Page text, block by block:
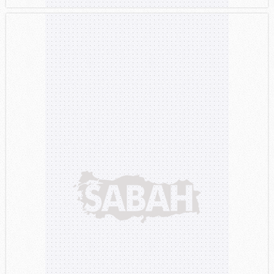
Sizlere daha iyi bir hizmet sunabilmek için İnternet
Sitemizde kendimize ve üçüncü kişilere ait çerezler
kullanılmaktadır. Bu çerezler vasıtasıyla çeşitli kişisel
verileriniz işlenmekte olup gerekli olan çerezler bilgi
toplumu hizmetlerinin sunulması amacıyla
kullanılmaktadır. Diğer çerezler, sitemizin daha işlevsel
kılınması ve kişiselleştirilmesi ve sizlere yönelik
reklam/pazarlama faaliyetlerinin yapılması, amaçlarıyla
sınırlı olarak açık rızanız dahilinde kullanılacaktır.
Çerezlere ilişkin tercihlerinizi aşağıda yer alan panel
vasıtasıyla belirleyebilirsiniz. Çerezlere ilişkin detaylı bilgi
için Ayarlar butonuna tıklayabilir, Çerez Bilgilendirme
Metnimiziziyaret edebilirsiniz.
6698 sayılı Kişisel Verilerin Korunması Kanunu uyarınca
hazırlanmış Aydınlatma Metnimizi okumak ve sitemizde